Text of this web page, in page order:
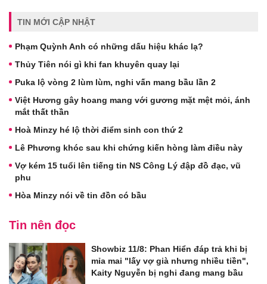
TIN MỚI CẬP NHẬT
Phạm Quỳnh Anh có những dấu hiệu khác lạ?
Thủy Tiên nói gì khi fan khuyên quay lại
Puka lộ vòng 2 lùm lùm, nghi vấn mang bầu lần 2
Việt Hương gây hoang mang với gương mặt mệt mỏi, ánh
mắt thất thần
Hoà Minzy hé lộ thời điểm sinh con thứ 2
Lê Phương khóc sau khi chứng kiến hòng làm điều này
Vợ kém 15 tuổi lên tiếng tin NS Công Lý đập đồ đạc, vũ
phu
Hòa Minzy nói về tin đồn có bầu
Tin nên đọc
Showbiz 11/8: Phan Hiển đáp trả khi bị
mỉa mai "lấy vợ già nhưng nhiều tiền",
Kaity Nguyễn bị nghi đang mang bầu